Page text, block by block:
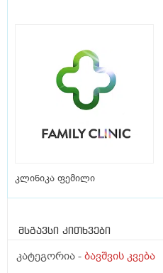
კლინიკა ფემილი
მსგავსი კითხვები
კატეგორია - ბავშვის კვება